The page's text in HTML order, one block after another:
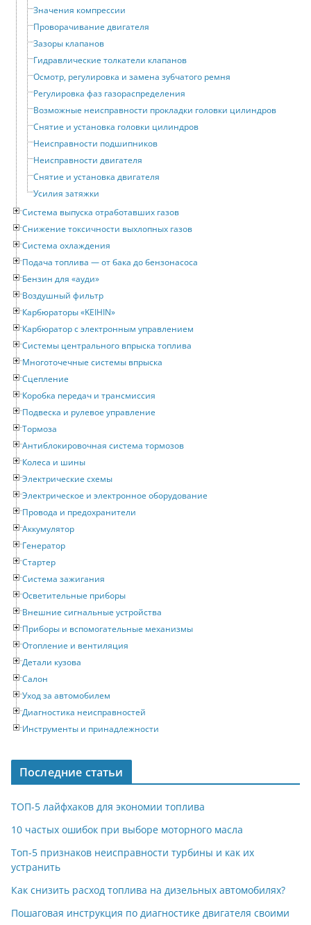
Значения компрессии
Проворачивание двигателя
Зазоры клапанов
Гидравлические толкатели клапанов
Осмотр, регулировка и замена зубчатого ремня
Регулировка фаз газораспределения
Возможные неисправности прокладки головки цилиндров
Снятие и установка головки цилиндров
Неисправности подшипников
Неисправности двигателя
Снятие и установка двигателя
Усилия затяжки
Система выпуска отработавших газов
Снижение токсичности выхлопных газов
Система охлаждения
Подача топлива — от бака до бензонасоса
Бензин для «ауди»
Воздушный фильтр
Карбюраторы «KEIHIN»
Карбюратор с электронным управлением
Системы центрального впрыска топлива
Многоточечные системы впрыска
Сцепление
Коробка передач и трансмиссия
Подвеска и рулевое управление
Тормоза
Антиблокировочная система тормозов
Колеса и шины
Электрические схемы
Электрическое и электронное оборудование
Провода и предохранители
Аккумулятор
Генератор
Стартер
Система зажигания
Осветительные приборы
Внешние сигнальные устройства
Приборы и вспомогательные механизмы
Отопление и вентиляция
Детали кузова
Салон
Уход за автомобилем
Диагностика неисправностей
Инструменты и принадлежности
Последние статьи
ТОП-5 лайфхаков для экономии топлива
10 частых ошибок при выборе моторного масла
Топ-5 признаков неисправности турбины и как их
устранить
Как снизить расход топлива на дизельных автомобилях?
Пошаговая инструкция по диагностике двигателя своими